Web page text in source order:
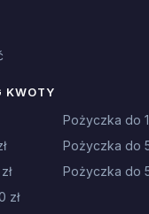
KWOTY
Pożyczka do
Pożyczka do
Pożyczka do
zł